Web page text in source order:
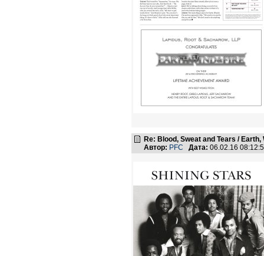
Re: Blood, Sweat and Tears / Earth,
Автор: PFC Дата: 06.02.16